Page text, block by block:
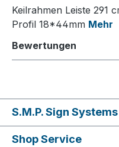
Keilrahmen Leiste 291
Profil 18*44mm Mehr
Bewertungen
S.M.P. Sign
Shop Service